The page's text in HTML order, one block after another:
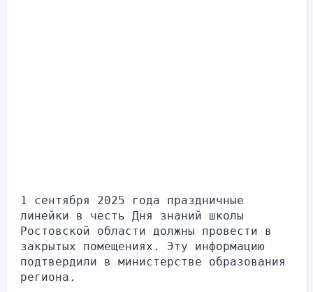
1 сентября 2025 года праздничные
линейки в честь Дня знаний школы
Ростовской области должны провести в
закрытых помещениях. Эту информацию
подтвердили в министерстве образования
региона.